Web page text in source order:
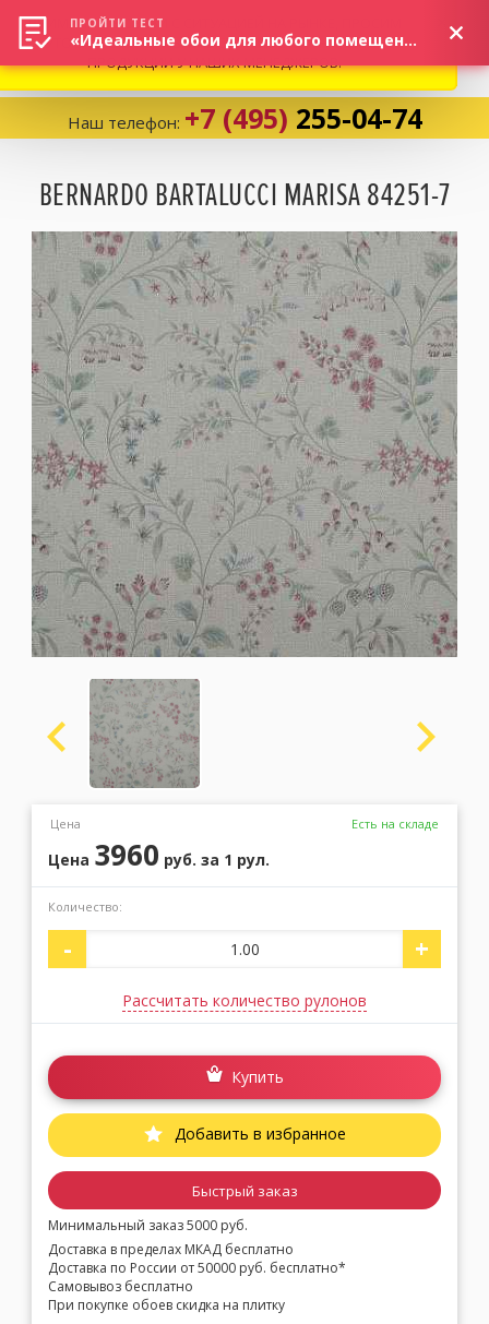
Корзина:0
Избранное: 0 товаров
Каталог
Компания
Личный кабинет
Москва (сменить город)
Заказать обратный звонок
Наш телефон: +7 (495) 255-04-74
BERNARDO BARTALUCCI MARISA 84251-7
Цена Есть на складе
Цена 3960 руб. за 1 рул.
Количество:
- +
Рассчитать количество рулонов
Купить
Добавить в избранное
Быстрый заказ
Минимальный заказ 5000 руб.
Доставка в пределах МКАД бесплатно
Доставка по России от 50000 руб. бесплатно*
Самовывоз бесплатно
При покупке обоев скидка на плитку
ВНИМАНИЕ! В СВЯЗИ С СИТУАЦИЕЙ НА РЫНКЕ, ПРОСИМ
УТОЧНЯТЬ АКТУАЛЬНУЮ СТОИМОСТЬ И НАЛИЧИЕ
ПРОДУКЦИИ У НАШИХ МЕНЕДЖЕРОВ.
ПРОЙТИ ТЕСТ
«Идеальные обои для любого помещения!»